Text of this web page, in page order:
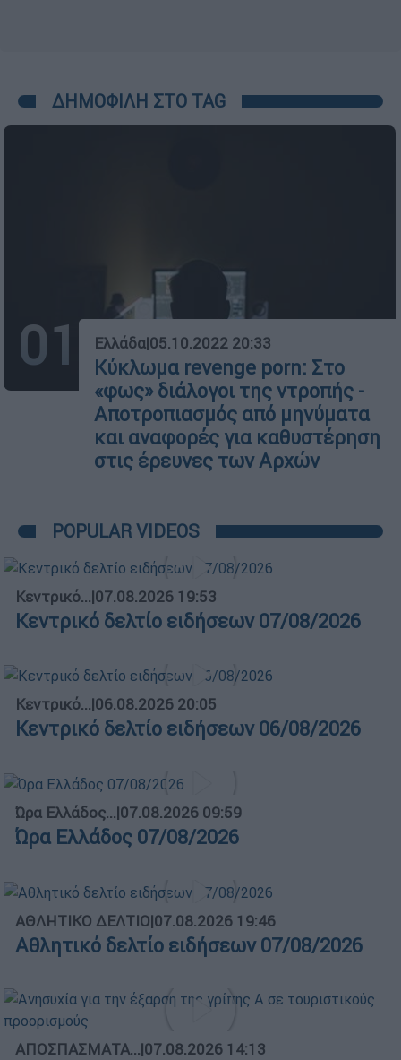
ΔΗΜΟΦΙΛΗ ΣΤΟ TAG
01 Ελλάδα|05.10.2022 20:33
Κύκλωμα revenge porn: Στο
«φως» διάλογοι της ντροπής -
Αποτροπιασμός από μηνύματα
και αναφορές για καθυστέρηση
στις έρευνες των Αρχών
POPULAR VIDEOS
Κεντρικό...|07.08.2026 19:53
Κεντρικό δελτίο ειδήσεων 07/08/2026
Κεντρικό...|06.08.2026 20:05
Κεντρικό δελτίο ειδήσεων 06/08/2026
Ώρα Ελλάδος...|07.08.2026 09:59
Ώρα Ελλάδος 07/08/2026
ΑΘΛΗΤΙΚΟ ΔΕΛΤΙΟ|07.08.2026 19:46
Αθλητικό δελτίο ειδήσεων 07/08/2026
ΑΠΟΣΠΑΣΜΑΤΑ...|07.08.2026 14:13